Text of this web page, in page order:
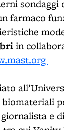
farmaco
in
e